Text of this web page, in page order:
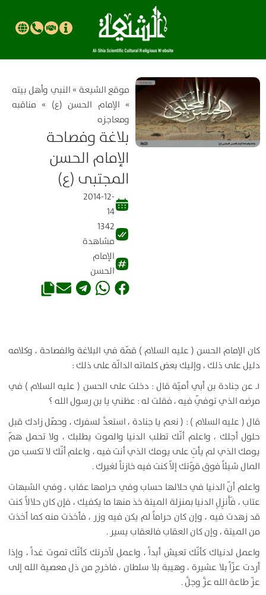
موقع الشیعة » النبي وأهل بيته
» الإمام الحسن (ع) » مناقبه
ومعاجزه
بلاغة وفصاحة
الإمام الحسن
المجتبى (ع)
2014-12-
14
1342
مشاهدة
الإمام
الحسن
كان الإمام الحسن ( عليه السلام ) قمّة في البلاغة والفصاحة ، وكلامه
دليل على ذلك ، وإليك بعض كلماته الدالّة على ذلك :
۱ـ عن جنادة بن أبي أميّة قال : دخلت على الحسن ( عليه السلام ) في
مرضه الذي توفّي فيه ، فقلت له : عظني يا بن رسول الله ؟
قال ( عليه السلام ) : ( نعم يا جنادة ، استعدَّ لسفرك ، وحصّل زادك قبل
حلول أجلك ، واعلم أنّك تطلب الدنيا والموت يطلبك ، ولا تحمل همّ
يومك الذي لم يأتِ على يومك الذي أنت فيه ، واعلم أنّك لا تكسب من
المال شيئاً فوق قوّتك إلاّ كنت فيه خازناً لغيرك .
واعلم أنّ الدنيا في حلالها حساب وفي حرامها عقاب ، وفي الشبهات
عتاب ، فَأَنزِلِ الدنيا بمنزلة الميتة خذ منها ما يكفيك ، فإن كان حلالاً كنت
قد زهدت فيه ، وإن كان حراماً لم يكن فيه وزر ، فأخذت منه كما أخذت
من الميتة ، وإن كان العقاب فالعقاب يسير .
واعمل لدنياك كأنّك تعيش أبداً ، واعمل لآخرتك كأنّك تموت غداً ، وإذا
أردت عزّاً بلا عشيرة ، وهيبة بلا سلطان ، فاخرج من ذل معصية الله إلى
عزّ طاعة الله عزَّ وجلَّ .